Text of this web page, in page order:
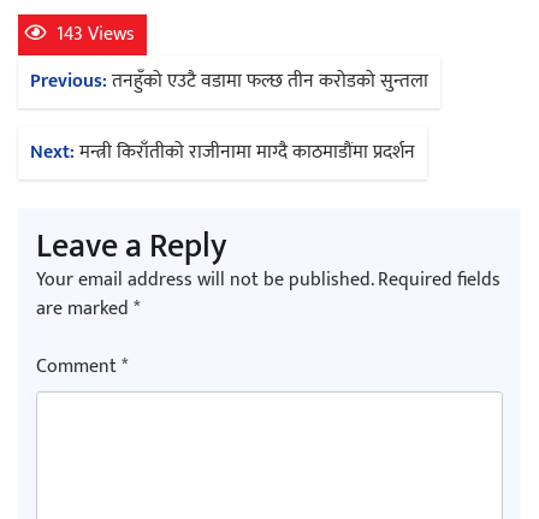
मुक्तकसङ्ग्रह लोकार्पण
‘दुर्गा’ निर्माण गर्दै सम्राट
143 Views
Post
navigation
Previous:तनहुँको एउटै वडामा फल्छ तीन करोडको सुन्तला
Next:मन्त्री किराँतीको राजीनामा माग्दै काठमाडौंमा प्रदर्शन
Leave a Reply
Your email address will not be published.Required fields
are marked*
Comment*